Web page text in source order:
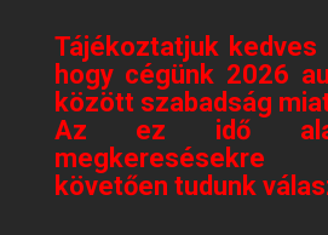
Tájékoztatjuk
hogy cégünk 2026
között szabadság
Az ez idő
követően tudunk